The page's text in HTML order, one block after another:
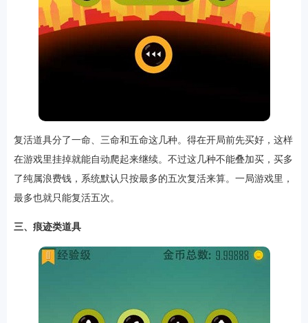
复活道具分了一命、三命和五命这几种。得在开局前先买好，这样
在游戏里挂掉就能自动爬起来继续。不过这几种不能叠加买，买多
了纯属浪费钱， 系统默认只按最多的五次复活来算。一局游戏里，
最多也就只能复活五次。
三、痕迹类道具